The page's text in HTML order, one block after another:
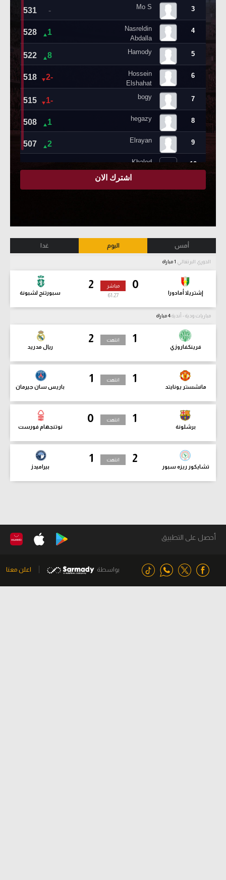
أمس اليوم غدا
الدوري البرتغالي
0
إشتريلا أمادورا
2
سبورتنج لشبونة
مباشر
61:28
مباريات ودية - أندية
1
فرينكفاروزي
2
ريال مدريد
انتهت
1
مانشستر يونايتد
1
باريس سان جيرمان
انتهت
1
برشلونة
0
نوتنجهام فورست
انتهت
2
تشايكور ريزه سبور
1
بيراميدز
انتهت
أحصل على التطبيق
بواسطة اعلن معنا